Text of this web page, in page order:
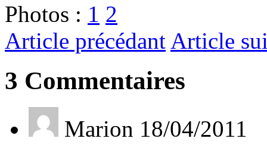
Photos : 1 2
Article précédant Article
3 Commentaires
Marion 18/04/2011